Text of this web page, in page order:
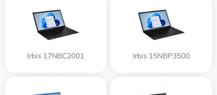
Irbis 17NBC2001 Irbis 15NBP3500